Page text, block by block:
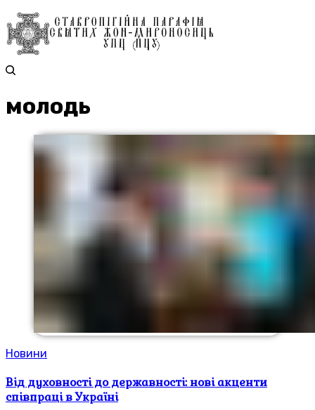
молодь
Новини
Від духовності до державності: нові акценти
співпраці в Україні